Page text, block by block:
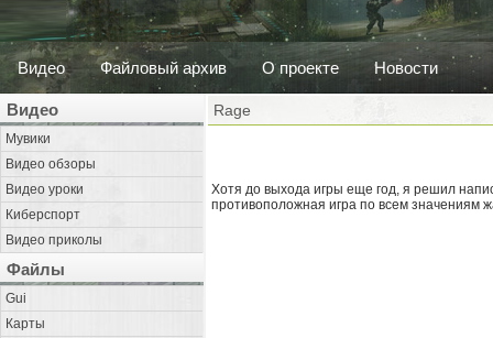
Видео Файловый архив О проекте Новости
Видео
Мувики
Видео обзоры
Видео уроки
Киберспорт
Видео приколы
Файлы
Gui
Карты
Rage
Хотя до выхода игры еще год, я решил
противоположная игра по всем значениям